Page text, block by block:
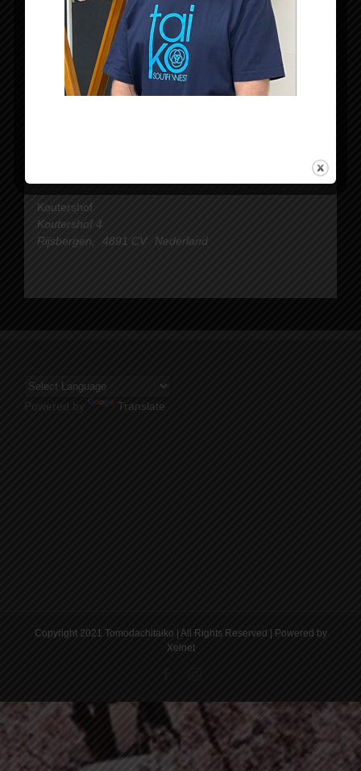
Koutershof
Koutershof 4
Rijsbergen
4891 CV Nederland
Powered by Translate
Copyright 2021 Tomodachitaiko | All Rights Reserved | Powered by
Xelnet